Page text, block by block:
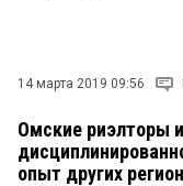
14 марта 2019 09:56
Омские риэлторы
опыт других